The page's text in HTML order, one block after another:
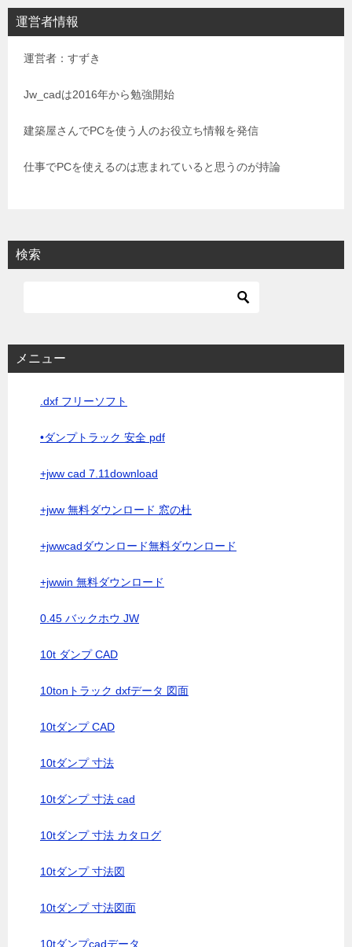
ビ
ゲ
運営者情報
運営者：すずき
Jw_cadは2016年から勉強開始
建築屋さんでPCを使う人のお役立ち情報を発信
仕事でPCを使えるのは恵まれていると思うのが持論
検索
メニュー
.dxf フリーソフト
•ダンプトラック 安全 pdf
+jww cad 7.11download
+jww 無料ダウンロード 窓の杜
+jwwcadダウンロード無料ダウンロード
+jwwin 無料ダウンロード
0.45 バックホウ JW
10t ダンプ CAD
10tonトラック dxfデータ 図面
10tダンプ CAD
10tダンプ 寸法
10tダンプ 寸法 cad
10tダンプ 寸法 カタログ
10tダンプ 寸法図
10tダンプ 寸法図面
10tダンプcadデータ